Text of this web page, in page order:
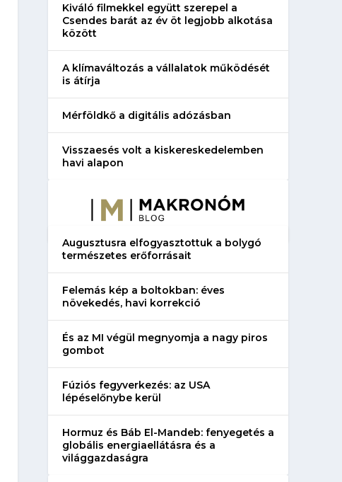
Kiváló filmekkel együtt szerepel a
Csendes barát az év öt legjobb alkotása
között
A klímaváltozás a vállalatok működését
is átírja
Mérföldkő a digitális adózásban
Visszaesés volt a kiskereskedelemben
havi alapon
Augusztusra elfogyasztottuk a bolygó
természetes erőforrásait
Felemás kép a boltokban: éves
növekedés, havi korrekció
És az MI végül megnyomja a nagy piros
gombot
Fúziós fegyverkezés: az USA
lépéselőnybe kerül
Hormuz és Báb El-Mandeb: fenyegetés a
globális energiaellátásra és a
világgazdaságra